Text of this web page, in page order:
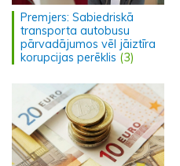
Premjers: Sabiedriskā
transporta autobusu
pārvadājumos vēl jāiztīra
korupcijas perēklis (3)